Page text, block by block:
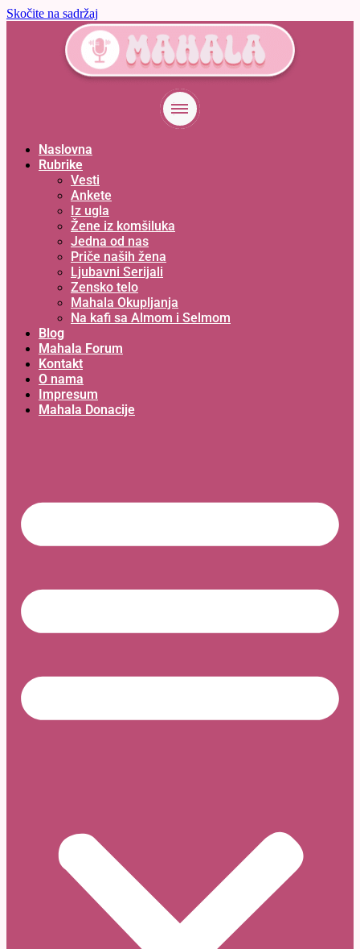
Skočite na sadržaj
Naslovna
Rubrike
Vesti
Ankete
Iz ugla
Žene iz komšiluka
Jedna od nas
Priče naših žena
Ljubavni Serijali
Zensko telo
Mahala Okupljanja
Na kafi sa Almom i Selmom
Blog
Mahala Forum
Kontakt
O nama
Impresum
Mahala Donacije